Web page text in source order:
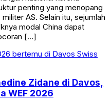
penting yang menopang
AS. Selain itu, sejumlah
modal China dapat
[…]
Zidane di Davos,
WEF 2026